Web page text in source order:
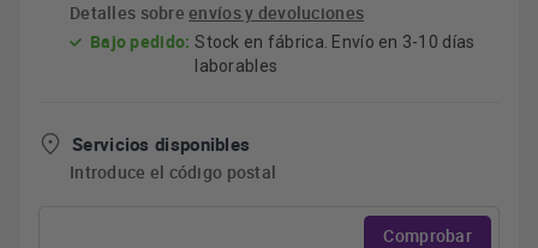
Detalles sobreenvíos y devoluciones
Bajo pedido: Stock en fábrica. Envío en 3-10 días
laborables
Servicios disponibles
Introduce el código postal
Comprobar